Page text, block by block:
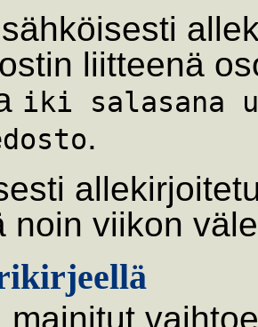
liitteenä
iki salasana
.
noin viikon
mainitut